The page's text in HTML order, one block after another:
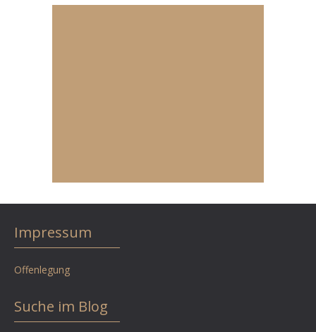
Impressum
Offenlegung
Suche im Blog